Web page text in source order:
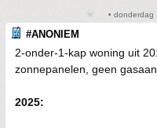
• donderdag
#ANONIEM
2-onder-1-kap woning uit
zonnepanelen, geen
2025: